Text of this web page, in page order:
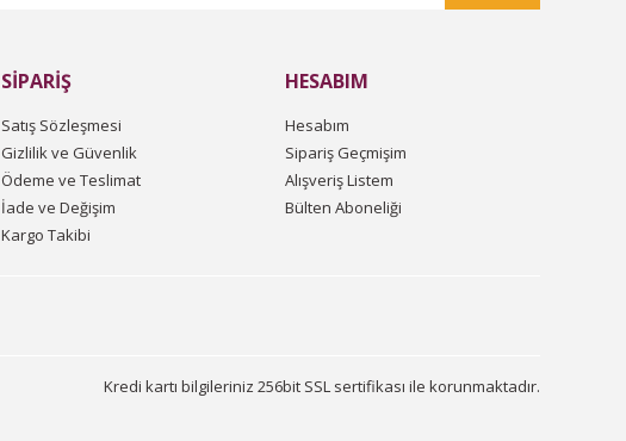
SİPARİŞ
Satış Sözleşmesi
Gizlilik ve Güvenlik
Ödeme ve Teslimat
İade ve Değişim
Kargo Takibi
HESABIM
Hesabım
Sipariş Geçmişim
Alışveriş Listem
Bülten Aboneliği
Kredi kartı bilgileriniz 256bit SSL sertifikası ile korunmaktadır.